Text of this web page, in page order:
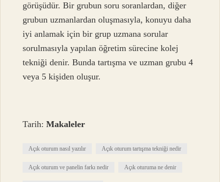
görüşüdür. Bir grubun soru soranlardan, diğer
grubun uzmanlardan oluşmasıyla, konuyu daha
iyi anlamak için bir grup uzmana sorular
sorulmasıyla yapılan öğretim sürecine kolej
tekniği denir. Bunda tartışma ve uzman grubu 4
veya 5 kişiden oluşur.
Tarih:Makaleler
Açık oturum nasıl yazılır Açık oturum tartışma tekniği nedir
Açık oturum ve panelin farkı nedir Açık oturuma ne denir